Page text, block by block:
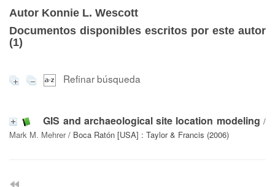
Autor Konnie L. Wescott
Documentos disponibles escritos por este autor
(1)
Refinar búsqueda
GIS and archaeological site location modeling /
Mark M. Mehrer/ Boca Ratón [USA] : Taylor & Francis (2006)